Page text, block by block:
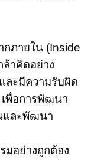
กภายใน (Inside
ล้าคิดอย่าง
ละมีความรับผิด
เพื่อการพัฒนา
และพัฒนา
มอย่างถูกต้อง